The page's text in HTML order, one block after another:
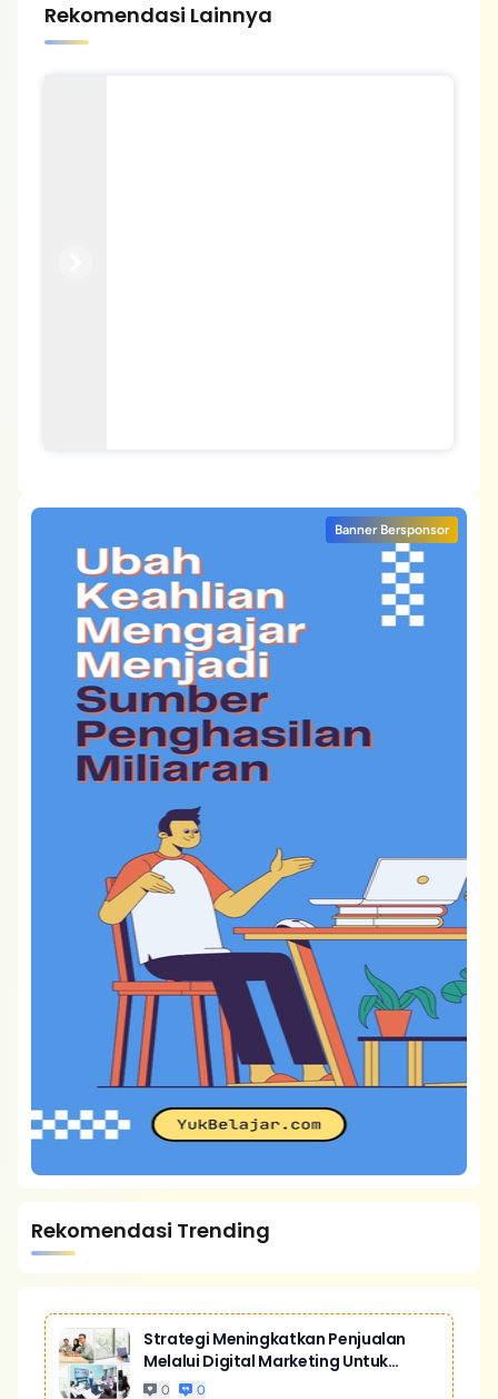
Rekomendasi Lainnya
Banner Bersponsor
Rekomendasi Trending
Strategi Meningkatkan Penjualan
Melalui Digital Marketing Untuk
Bisnis Yang Lebih Kompetitif
0 0